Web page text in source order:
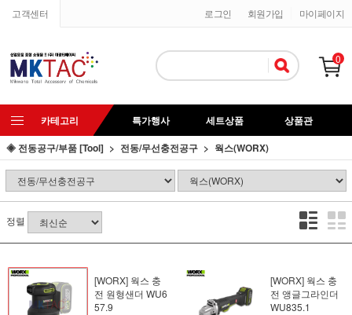
고객센터 마이페이지
회원가입
로그인
0
카테고리 특가행사 세트상품
상품관
◈ 전동공구/부품 [Tool]
전동/무선충전공구 웍스(WORX)
정렬
[WORX] 웍스 충
전 원형샌더 WU6
57.9
[WORX] 웍스 충
전 앵글그라인더
WU835.1